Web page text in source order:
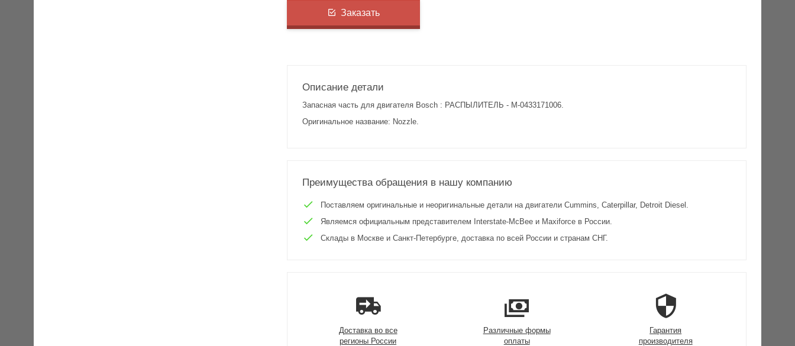
Заказать
Описание детали
Запасная часть для двигателя Bosch : РАСПЫЛИТЕЛЬ - M-0433171006.
Оригинальное название: Nozzle.
Преимущества обращения в нашу компанию
Поставляем оригинальные и неоригинальные детали на двигатели Cummins, Caterpillar, Detroit Diesel.
Являемся официальным представителем Interstate-McBee и Maxiforce в России.
Склады в Москве и Санкт-Петербурге, доставка по всей России и странам СНГ.
Доставка во все
регионы России
Различные формы
оплаты
Гарантия
производителя